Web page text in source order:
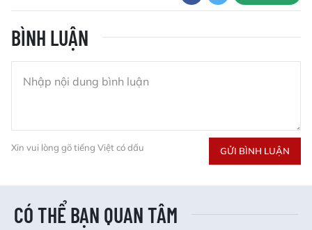
BÌNH LUẬN
Xin vui lòng gõ tiếng Việt có dấu GỬI BÌNH LUẬN
CÓ THỂ BẠN QUAN TÂM